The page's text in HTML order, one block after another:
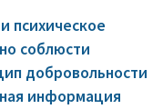
психическое
соблюсти
добровольности
информация